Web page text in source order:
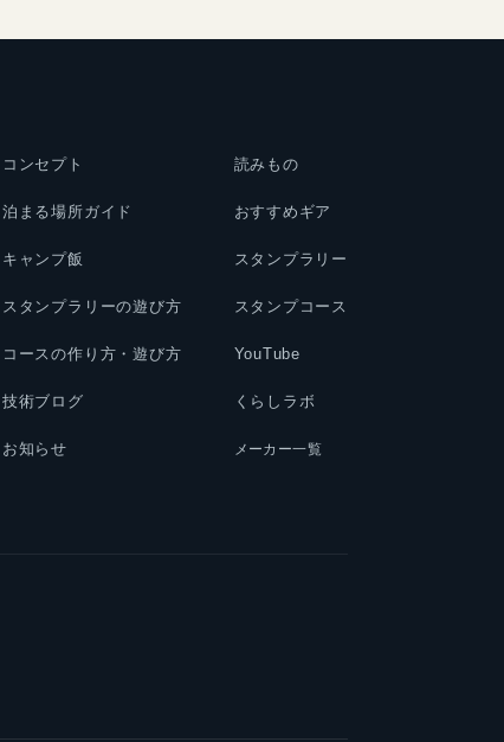
コンセプト 読みもの
泊まる場所ガイド おすすめギア
キャンプ飯 スタンプラリー
スタンプラリーの遊び方 スタンプコース
コースの作り方・遊び方 YouTube
技術ブログ くらしラボ
お知らせ メーカー一覧